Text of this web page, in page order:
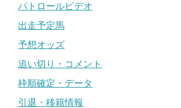
パトロールビデオ
出走予定馬
予想オッズ
追い切り・コメント
枠順確定・データ
引退・移籍情報